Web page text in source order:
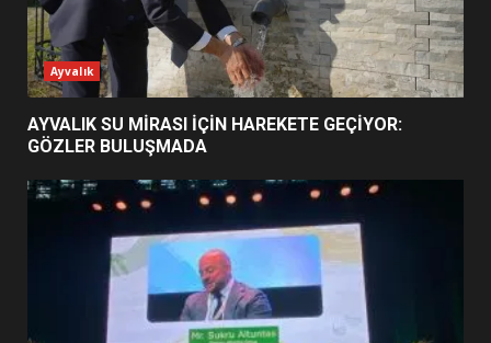
2
ESA 2026’DA TÜRK BAHARATI
NEYİ TEMSİL ETTİ?
EİB’DE KRİTİK ATAMA:
SÜRDÜRÜLEBİLİRLİKTE NE
DEĞİŞECEK?
Ayvalık
AYVALIK SU MİRASI İÇİN HAREKETE GEÇİYOR:
GÖZLER BULUŞMADA